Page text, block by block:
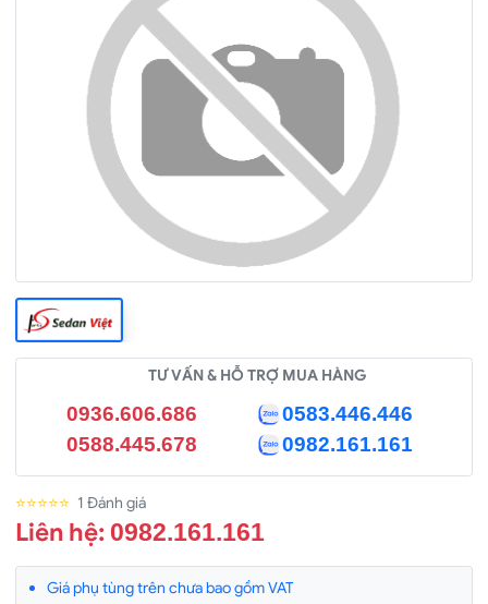
TƯ VẤN & HỖ TRỢ MUA HÀNG
0936.606.686
0583.446.446
0588.445.678
0982.161.161
⭐⭐⭐⭐⭐ 1 Đánh giá
Liên hệ: 0982.161.161
Giá phụ tùng trên chưa bao gồm VAT